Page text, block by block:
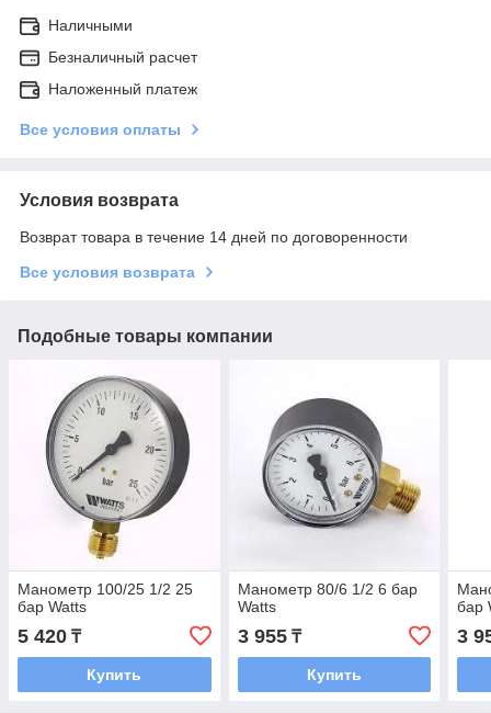
Наличными
Безналичный расчет
Наложенный платеж
Все условия оплаты
Условия возврата
Возврат товара в течение 14 дней по договоренности
Все условия возврата
Подобные товары компании
Манометр 100/25 1/2 25
бар Watts
5 420 ₸
Купить
Манометр 80/6 1/2 6 бар
Watts
3 955₸
Купить
бар
3